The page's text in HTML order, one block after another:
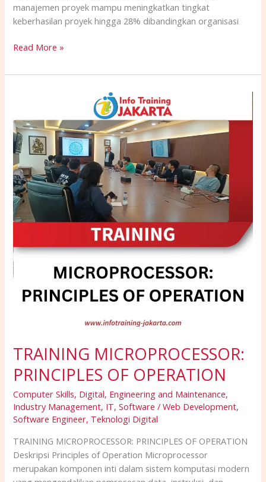
manajemen proyek mampu meningkatkan tingkat
keberhasilan proyek hingga 28% dibandingkan organisasi
Read More »
TRAINING MICROPROCESSOR:
PRINCIPLES OF OPERATION
Computer Skills, Digital, Engineering and Maintenance,
Industry Management, IT,Software / Web Development,
Software Engineer, Teknologi Digital
TRAINING MICROPROCESSOR: PRINCIPLES OF OPERATION
Deskripsi Principles of Operation Microprocessor
merupakan komponen inti dalam sistem komputasi modern
PRINCIPLES
OF
OPERATION